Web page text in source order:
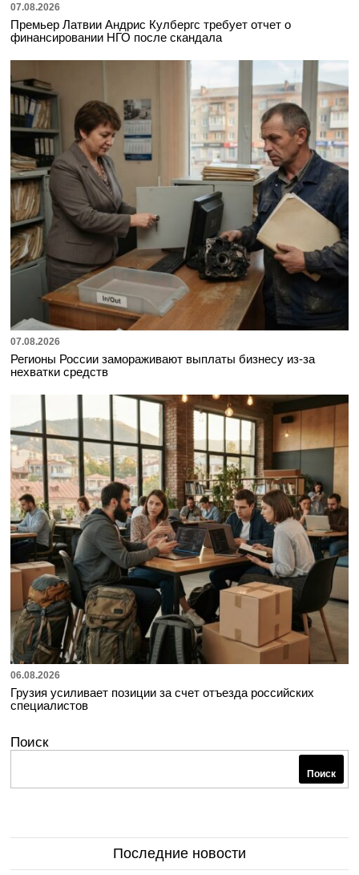
07.08.2026
Премьер Латвии Андрис Кулбергс требует отчет о
финансировании НГО после скандала
07.08.2026
Регионы России замораживают выплаты бизнесу из-за
нехватки средств
06.08.2026
Грузия усиливает позиции за счет отъезда российских
специалистов
Поиск
Поиск
Последние новости